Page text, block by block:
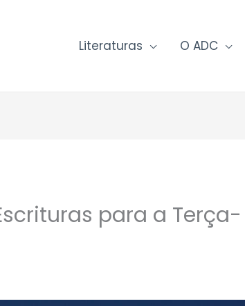
Literaturas O ADC
para a Terça-